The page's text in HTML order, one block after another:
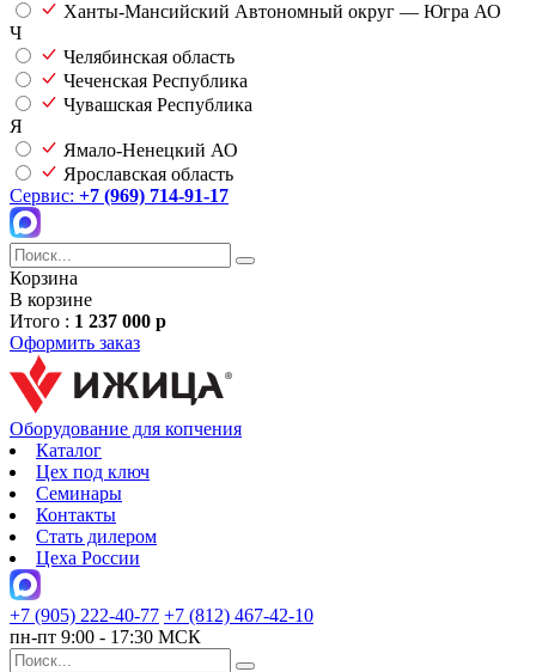
Ханты-Мансийский Автономный округ — Югра АО
Ч
Челябинская область
Чеченская Республика
Чувашская Республика
Я
Ямало-Ненецкий АО
Ярославская область
Сервис: +7 (969) 714-91-17
Корзина
В корзине
Итого : 1 237 000 р
Оформить заказ
Оборудование для копчения
Каталог
Цех под ключ
Семинары
Контакты
Стать дилером
Цеха России
+7 (905) 222-40-77 +7 (812) 467-42-10
пн-пт 9:00 - 17:30 МСК